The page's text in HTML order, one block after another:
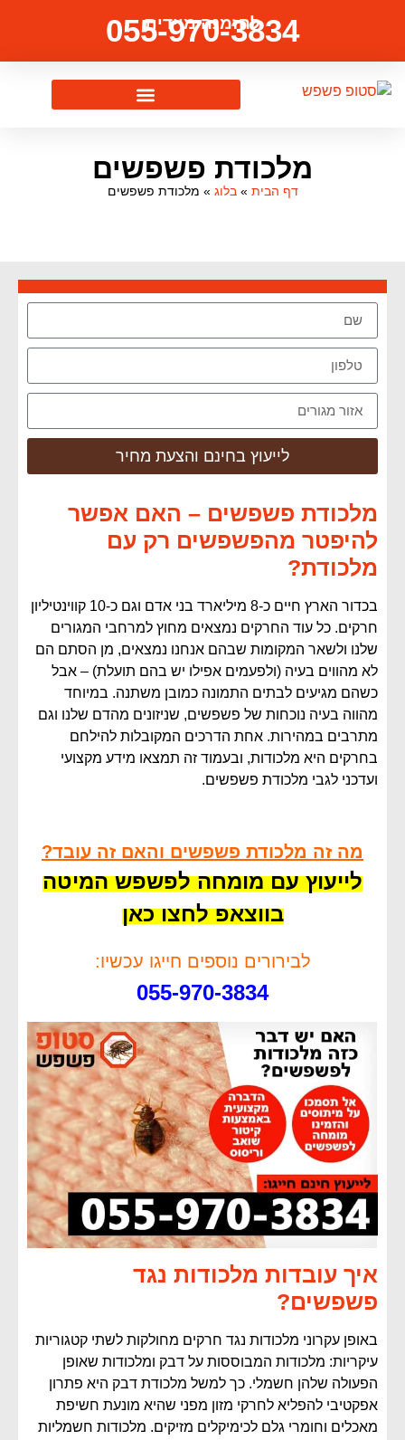
להזמנה מיידית
055-970-3834
מלכודת פשפשים
דף הבית »בלוג » מלכודת פשפשים
צרו איתנו קשר
לייעוץ בחינם והצעת מחיר
מלכודת פשפשים – האם אפשר
להיפטר מהפשפשים רק עם
מלכודת?
בכדור הארץ חיים כ-8 מיליארד בני אדם וגם כ-10 קווינטיליון
חרקים. כל עוד החרקים נמצאים מחוץ למרחבי המגורים
שלנו ולשאר המקומות שבהם אנחנו נמצאים, מן הסתם הם
לא מהווים בעיה (ולפעמים אפילו יש בהם תועלת) – אבל
כשהם מגיעים לבתים התמונה כמובן משתנה. במיוחד
מהווה בעיה נוכחות של פשפשים, שניזונים מהדם שלנו וגם
מתרבים במהירות. אחת הדרכים המקובלות להילחם
בחרקים היא מלכודות, ובעמוד זה תמצאו מידע מקצועי
ועדכני לגבי מלכודת פשפשים.
מה זה מלכודת פשפשים והאם זה עובד?
לייעוץ עם מומחה לפשפש המיטה
בווצאפ לחצו כאן
לבירורים נוספים חייגו עכשיו:
055-970-3834
איך עובדות מלכודות נגד
פשפשים?
באופן עקרוני מלכודות נגד חרקים מחולקות לשתי קטגוריות
עיקריות: מלכודות המבוססות על דבק ומלכודות שאופן
הפעולה שלהן חשמלי. כך למשל מלכודת דבק היא פתרון
אפקטיבי להפליא לחרקי מזון מפני שהיא מונעת חשיפת
מאכלים וחומרי גלם לכימיקלים מזיקים. מלכודות חשמליות